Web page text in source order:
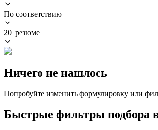
По соответствию
20 резюме
Ничего не нашлось
Попробуйте изменить формулировку или
Быстрые фильтры подбора